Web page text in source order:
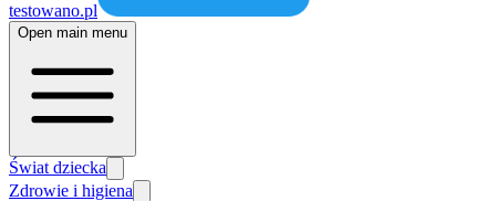
testowano.pl
Open main menu
Świat dziecka
Zdrowie i higiena